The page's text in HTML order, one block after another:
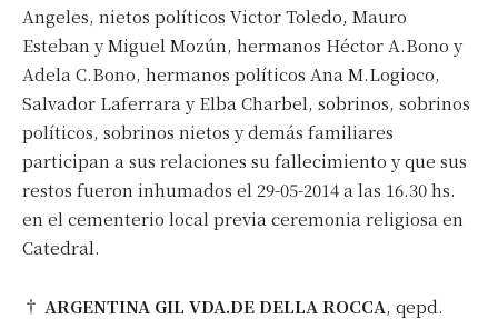
Angeles, nietos políticos Victor Toledo, Mauro
Esteban y Miguel Mozún, hermanos Héctor A.Bono y
Adela C.Bono, hermanos políticos Ana M.Logioco,
Salvador Laferrara y Elba Charbel, sobrinos, sobrinos
políticos, sobrinos nietos y demás familiares
participan a sus relaciones su fallecimiento y que sus
restos fueron inhumados el 29-05-2014 a las 16.30 hs.
en el cementerio local previa ceremonia religiosa en
Catedral.
† ARGENTINA GIL VDA.DE DELLA ROCCA, qepd.